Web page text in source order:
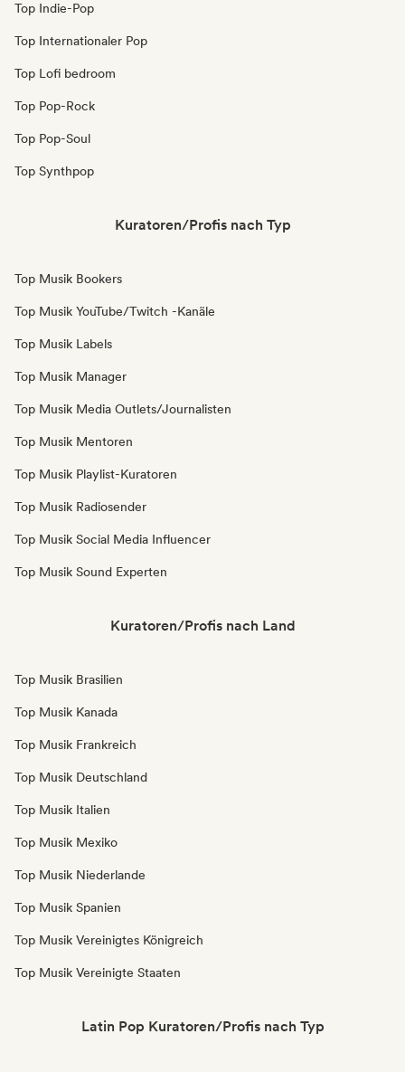
Top Indie-Pop
Top Internationaler Pop
Top Lofi bedroom
Top Pop-Rock
Top Pop-Soul
Top Synthpop
Kuratoren/Profis nach Typ
Top Musik Bookers
Top Musik YouTube/Twitch -Kanäle
Top Musik Labels
Top Musik Manager
Top Musik Media Outlets/Journalisten
Top Musik Mentoren
Top Musik Playlist-Kuratoren
Top Musik Radiosender
Top Musik Social Media Influencer
Top Musik Sound Experten
Kuratoren/Profis nach Land
Top Musik Brasilien
Top Musik Kanada
Top Musik Frankreich
Top Musik Deutschland
Top Musik Italien
Top Musik Mexiko
Top Musik Niederlande
Top Musik Spanien
Top Musik Vereinigtes Königreich
Top Musik Vereinigte Staaten
Latin Pop Kuratoren/Profis nach Typ